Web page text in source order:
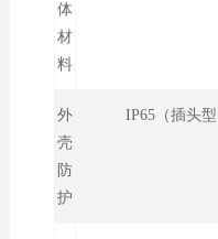
体
材
料
外
壳
防
护
IP65（插